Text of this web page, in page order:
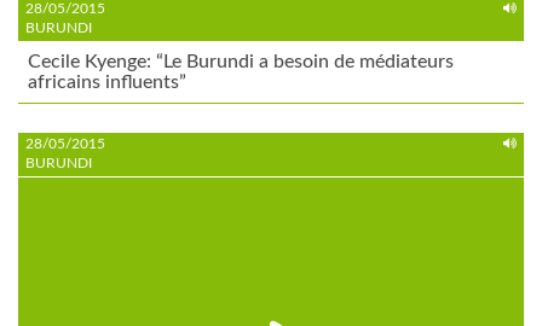
28/05/2015
BURUNDI
Cecile Kyenge: “Le Burundi a besoin de médiateurs
africains influents”
28/05/2015
BURUNDI